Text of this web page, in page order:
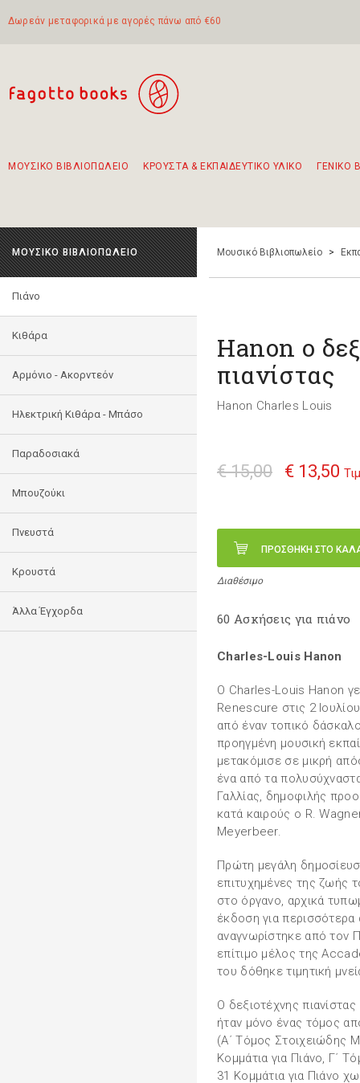
Δωρεάν μεταφορικά με αγορές πάνω από €60
ΜΟΥΣΙΚΟ ΒΙΒΛΙΟΠΩΛΕΙΟ ΚΡΟΥΣΤΑ & ΕΚΠΑΙΔΕΥΤΙΚΟ ΥΛΙΚΟ ΓΕΝΙΚΟ
ΜΟΥΣΙΚΟ ΒΙΒΛΙΟΠΩΛΕΙΟ
Πιάνο
Κιθάρα
Αρμόνιο - Ακορντεόν
Ηλεκτρική Κιθάρα - Μπάσο
Παραδοσιακά
Μπουζούκι
Πνευστά
Κρουστά
Άλλα Έγχορδα
Μουσικό Βιβλιοπωλείο >
Hanon ο
πιανίστας
Hanon Charles Louis
€ 15,00 € 13,50
ΠΡΟΣΘΗΚΗ ΣΤΟ
Διαθέσιμο
60 Ασκήσεις για πιάνο
Charles-Louis Hanon
Ο Charles-Louis Hanon
Renescure στις 2
από έναν τοπικό
προηγμένη μουσική
μετακόμισε σε μικρή
ένα από τα
Γαλλίας, δημοφιλής
κατά καιρούς ο R.
Meyerbeer.
Πρώτη μεγάλη
επιτυχημένες της ζωής
στο όργανο, αρχικά
έκδοση για
αναγνωρίστηκε από τον
επίτιμο μέλος της
του δόθηκε τιμητική
Ο δεξιοτέχνης
ήταν μόνο ένας τόμος
(Α΄ Τόμος Στοιχειώδης
Κομμάτια για Πιάνο, Γ΄
31 Κομμάτια για Πιάνο